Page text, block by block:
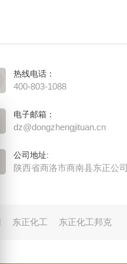
热线电话：
400-803-1088
电子邮箱：
dz@dongzhengjituan.cn
公司地址:
陕西省商洛市商南县东正公司
东正化工 东正化工邦克